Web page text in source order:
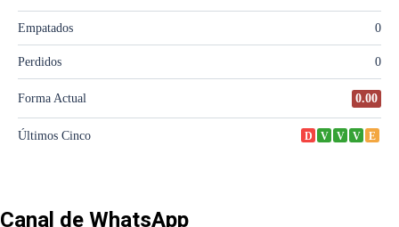
Canal de WhatsApp